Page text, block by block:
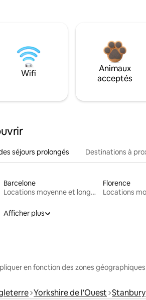
Wifi
Animaux
acceptés
séjours prolongés Destinations à
Barcelone
Locations moyenne et longue durée
Florence
Afficher plus
en fonction des zones
Yorkshire de l'Ouest Stanbury